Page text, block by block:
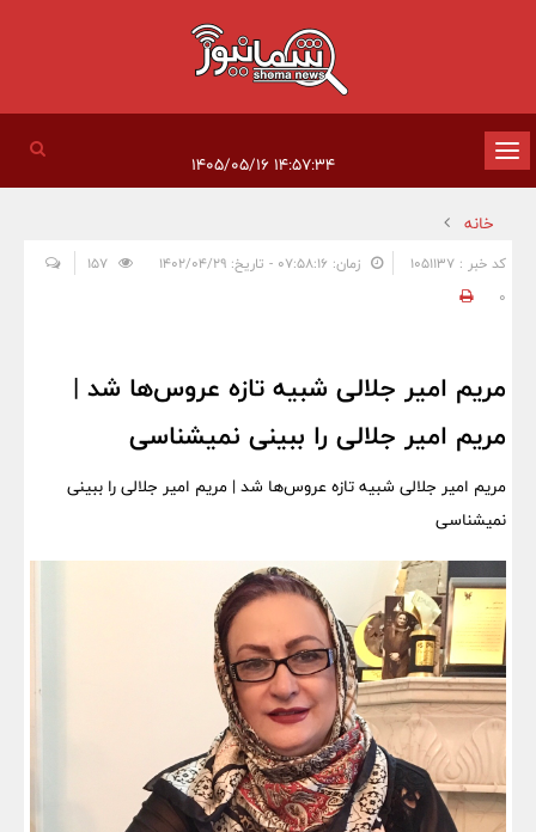
تغییر
وضعیت
ناوبری
۱۴:۵۷:۳۴ ۱۴۰۵/۰۵/۱۶
خانه
کد خبر : 1051137 زمان: ۰۷:۵۸:۱۶ - تاریخ: ۱۴۰۲/۰۴/۲۹
0
مریم امیر جلالی شبیه تازه عروس‌ها شد |
مریم امیر جلالی را ببینی نمیشناسی
مریم امیر جلالی شبیه تازه عروس‌ها شد | مریم امیر جلالی را ببینی
نمیشناسی